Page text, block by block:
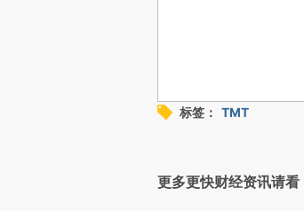
标签： TMT
更多更快财经资讯请看